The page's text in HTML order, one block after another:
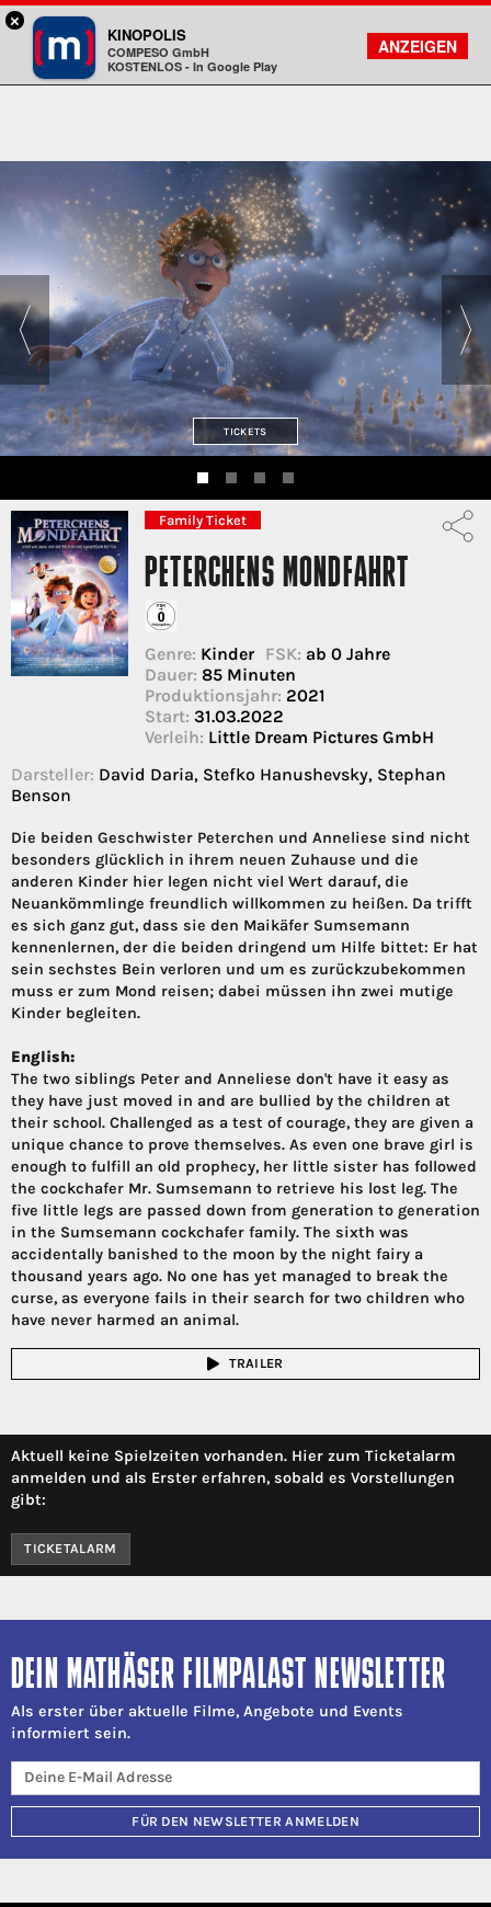
Kinopolis
FILMSUCHE
KONTO
TICKETS
Family Ticket
PETERCHENS MONDFAHRT
Genre: Kinder FSK: ab 0 Jahre
Dauer: 85 Minuten
Produktionsjahr: 2021
Start: 31.03.2022
Verleih: Little Dream Pictures GmbH
Darsteller: David Daria, Stefko Hanushevsky, Stephan
Benson
Die beiden Geschwister Peterchen und Anneliese sind nicht
besonders glücklich in ihrem neuen Zuhause und die
anderen Kinder hier legen nicht viel Wert darauf, die
Neuankömmlinge freundlich willkommen zu heißen. Da trifft
es sich ganz gut, dass sie den Maikäfer Sumsemann
kennenlernen, der die beiden dringend um Hilfe bittet: Er hat
sein sechstes Bein verloren und um es zurückzubekommen
muss er zum Mond reisen; dabei müssen ihn zwei mutige
Kinder begleiten.
English:
The two siblings Peter and Anneliese don't have it easy as
they have just moved in and are bullied by the children at
their school. Challenged as a test of courage, they are given a
unique chance to prove themselves. As even one brave girl is
enough to fulfill an old prophecy, her little sister has followed
the cockchafer Mr. Sumsemann to retrieve his lost leg. The
five little legs are passed down from generation to generation
in the Sumsemann cockchafer family. The sixth was
accidentally banished to the moon by the night fairy a
thousand years ago. No one has yet managed to break the
curse, as everyone fails in their search for two children who
have never harmed an animal.
TRAILER
Aktuell keine Spielzeiten vorhanden. Hier zum Ticketalarm
anmelden und als Erster erfahren, sobald es Vorstellungen
gibt:
TICKETALARM
DEIN MATHÄSER FILMPALAST NEWSLETTER
Als erster über aktuelle Filme, Angebote und Events
informiert sein.
FÜR DEN NEWSLETTER ANMELDEN
×
KINOPOLIS
COMPESO GmbH
KOSTENLOS - In Google Play
ANZEIGEN